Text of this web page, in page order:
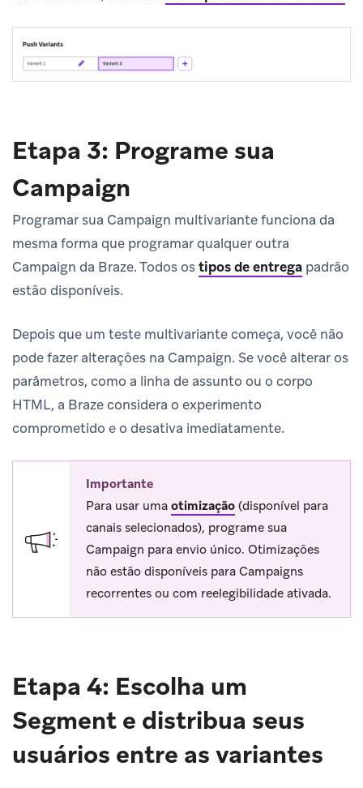
Etapa 3: Programe sua
Campaign
Programar sua Campaign multivariante funciona da
mesma forma que programar qualquer outra
Campaign da Braze. Todos ostipos de entrega padrão
estão disponíveis.
Depois que um teste multivariante começa, você não
pode fazer alterações na Campaign. Se você alterar os
parâmetros, como a linha de assunto ou o corpo
HTML, a Braze considera o experimento
comprometido e o desativa imediatamente.
Importante
Para usar uma otimização (disponível para
canais selecionados), programe sua
Campaign para envio único. Otimizações
não estão disponíveis para Campaigns
recorrentes ou com reelegibilidade ativada.
Etapa 4: Escolha um
Segment e distribua seus
usuários entre as variantes